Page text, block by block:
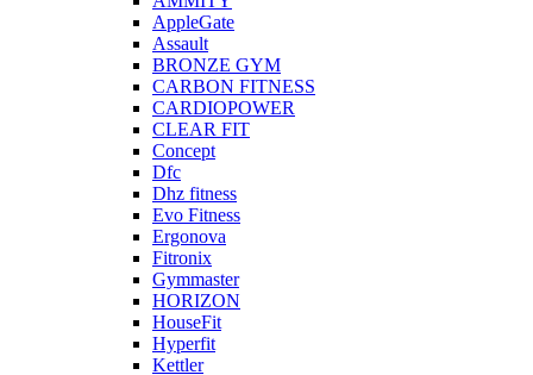
AppleGate
Assault
BRONZE GYM
CARBON FITNESS
CARDIOPOWER
CLEAR FIT
Concept
Dfc
Dhz fitness
Evo Fitness
Ergonova
Fitronix
Gymmaster
HORIZON
HouseFit
Hyperfit
Kettler